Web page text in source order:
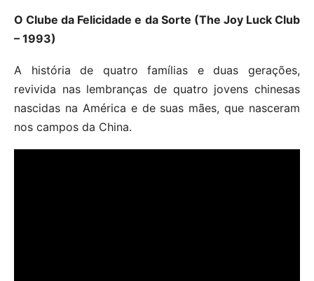
O Clube da Felicidade e da Sorte (The Joy Luck Club
– 1993)
A história de quatro famílias e duas gerações,
revivida nas lembranças de quatro jovens chinesas
nascidas na América e de suas mães, que nasceram
nos campos da China.